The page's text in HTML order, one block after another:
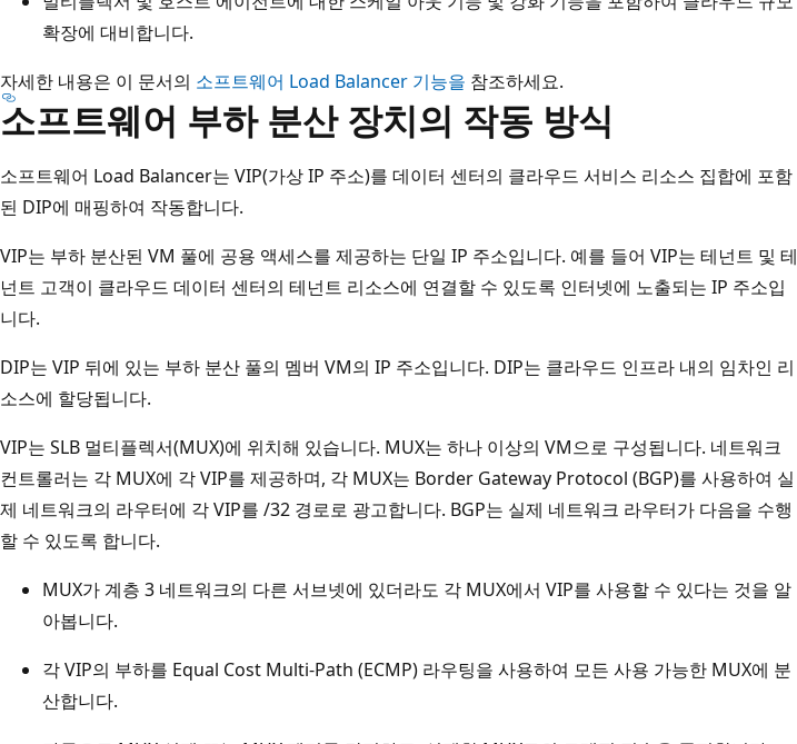
확장에 대비합니다.
자세한 내용은 이 문서의 소프트웨어 Load Balancer 기능을 참조하세요.
소프트웨어 부하 분산 장치의 작동 방식
소프트웨어 Load Balancer는 VIP(가상 IP 주소)를 데이터 센터의 클라우드 서비스 리소스 집합에 포함
된 DIP에 매핑하여 작동합니다.
VIP는 부하 분산된 VM 풀에 공용 액세스를 제공하는 단일 IP 주소입니다. 예를 들어 VIP는 테넌트 및 테
넌트 고객이 클라우드 데이터 센터의 테넌트 리소스에 연결할 수 있도록 인터넷에 노출되는 IP 주소입
니다.
DIP는 VIP 뒤에 있는 부하 분산 풀의 멤버 VM의 IP 주소입니다. DIP는 클라우드 인프라 내의 임차인 리
소스에 할당됩니다.
VIP는 SLB 멀티플렉서(MUX)에 위치해 있습니다. MUX는 하나 이상의 VM으로 구성됩니다. 네트워크
컨트롤러는 각 MUX에 각 VIP를 제공하며, 각 MUX는 Border Gateway Protocol (BGP)를 사용하여 실
제 네트워크의 라우터에 각 VIP를 /32 경로로 광고합니다. BGP는 실제 네트워크 라우터가 다음을 수행
할 수 있도록 합니다.
MUX가 계층 3 네트워크의 다른 서브넷에 있더라도 각 MUX에서 VIP를 사용할 수 있다는 것을 알
아봅니다.
각 VIP의 부하를 Equal Cost Multi-Path (ECMP) 라우팅을 사용하여 모든 사용 가능한 MUX에 분
산합니다.